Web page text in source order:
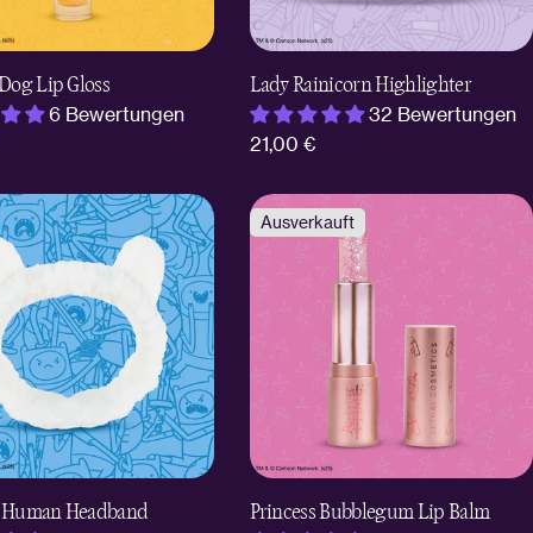
Lip Gloss
6 Bewertungen
Lady Rainicorn Highlighter
32 Bewertungen
Regulärer
21,00 €
Headband
Ausverkauft
Princess Bubblegum Lip Balm